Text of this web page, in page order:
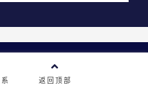
有限公司 |粤ICP备19078891
返回顶部